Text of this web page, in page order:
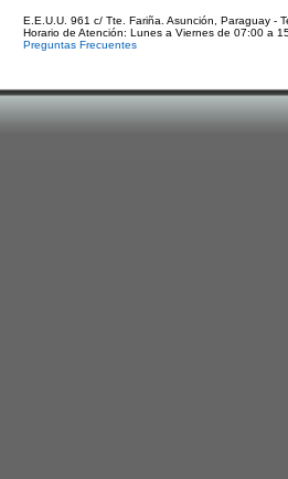
E.E.U.U. 961 c/ Tte. Fariña. Asunción, Paraguay -
Horario de Atención: Lunes a Viernes de 07:00 a
Preguntas Frecuentes